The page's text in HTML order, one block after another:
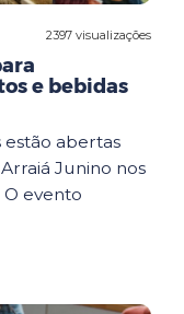
2397 visualizações
e bebidas
estão abertas
Junino nos
O evento